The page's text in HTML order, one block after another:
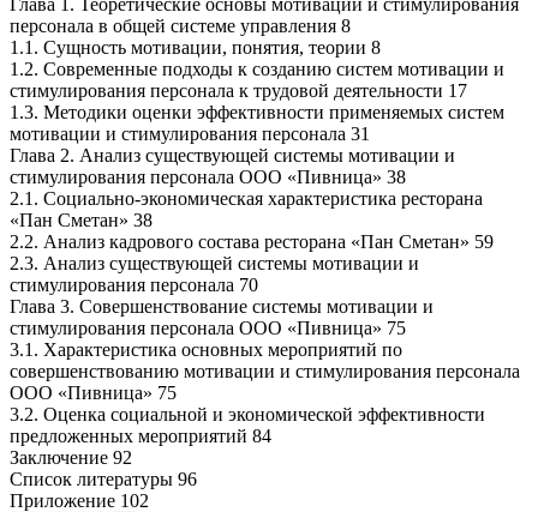
персонала в общей системе управления 8
1.1. Сущность мотивации, понятия, теории 8
1.2. Современные подходы к созданию систем мотивации и
стимулирования персонала к трудовой деятельности 17
1.3. Методики оценки эффективности применяемых систем
мотивации и стимулирования персонала 31
Глава 2. Анализ существующей системы мотивации и
стимулирования персонала ООО «Пивница» 38
2.1. Социально-экономическая характеристика ресторана
«Пан Сметан» 38
2.2. Анализ кадрового состава ресторана «Пан Сметан» 59
2.3. Анализ существующей системы мотивации и
стимулирования персонала 70
Глава 3. Совершенствование системы мотивации и
стимулирования персонала ООО «Пивница» 75
3.1. Характеристика основных мероприятий по
совершенствованию мотивации и стимулирования персонала
ООО «Пивница» 75
3.2. Оценка социальной и экономической эффективности
предложенных мероприятий 84
Заключение 92
Список литературы 96
Приложение 102